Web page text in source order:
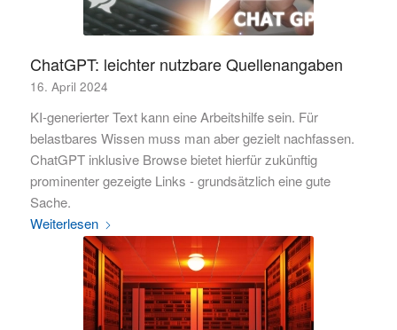
ChatGPT: leichter nutzbare Quellenangaben
16. April 2024
KI-generierter Text kann eine Arbeitshilfe sein. Für
belastbares Wissen muss man aber gezielt nachfassen.
ChatGPT inklusive Browse bietet hierfür zukünftig
prominenter gezeigte Links - grundsätzlich eine gute
Sache.
Weiterlesen